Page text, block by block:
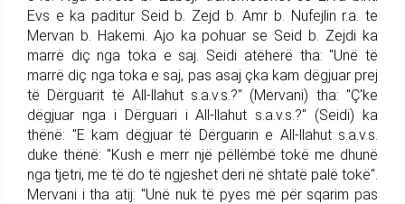
Evs e ka paditur Seid b. Zejd b. Amr b. Nu­fejlin r.a. te
Mervan b. Hakemi. Ajo ka pohuar se Seid b. Zejdi ka
marrë diç nga toka e saj. Seidi atëherë tha: "Unë të
marrë diç nga toka e saj, pas asaj çka kam dëgju­ar prej
të Dërguarit të All-llahut s.a.v.s.?" (Mervani) tha: "Ç'ke
dëgjuar nga i Dërguari i All-llahut s.a.v.s.?" (Seidi) ka
thënë: "E kam dëgjuar të Dërguarin e All-llahut s.a.v.s.
duke thënë: "Kush e merr një pëllëmbë tokë me dhunë
nga tjetri, me të do të ngjeshet deri në shtatë palë tokë".
Mervani i tha atij: "Unë nuk të pyes më për sqarim pas